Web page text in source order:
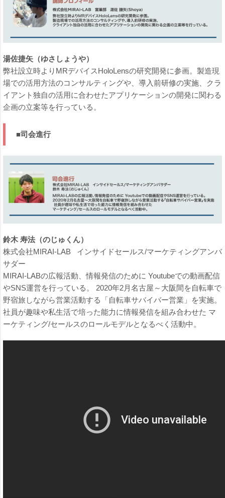
湯佐捷矢（ゆさしょうや）
弊社設立時よりMRデバイスHoloLensの研究開発に参画。製造現
場での活用方法のコンサルティングや、導入前研修の実施、クラ
イアント独自の活用に合わせたアプリケーションの開発に関わる
企画の立案等を行っている。
■司会進行
鈴木 寿法（のじゅくん）
株式会社MIRAI-LAB インサイドセールス/マーケティングアンバ
サダー
MIRAI-LABの広報活動、情報発信のために Youtubeでの動画配信
やSNS運営を行っている。 2020年2月名古屋～大阪間を自転車で
野宿旅しながら営業活動する「自転車サバイバー営業」を実施。
社員が趣味や私生活で培った能力に情報発信を組み合わせた マ
ーケティング/セールスのロールモデルとなるべく活動中。